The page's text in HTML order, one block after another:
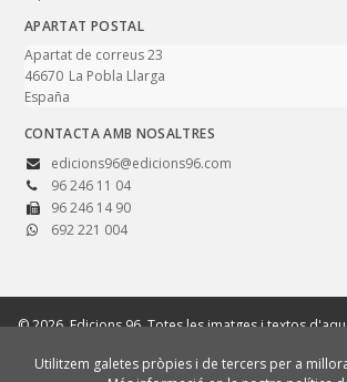
APARTAT POSTAL
Apartat de correus 23
46670 La Pobla Llarga
España
CONTACTA AMB NOSALTRES
edicions96@edicions96.com
96 246 11 04
96 246 14 90
692 221 004
© 2026, Edicions 96. Totes les imatges i textos
Avís legal
Política de cookies
Utilitzem galetes pròpies i de tercers per a